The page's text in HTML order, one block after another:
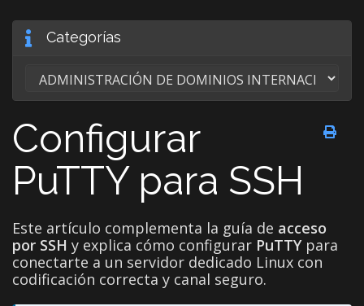
Categorías
Configurar
PuTTY para SSH
Este artículo complementa la guía de acceso
por SSH y explica cómo configurar PuTTYpara
conectarte a un servidor dedicado Linux con
codificación correcta y canal seguro.